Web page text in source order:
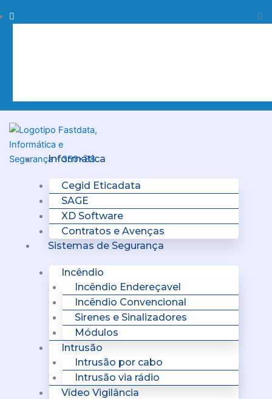
to
Procurar
Informática
Cegid Eticadata
SAGE
XD Software
Contratos e Avenças
Sistemas de Segurança
Incêndio
Incêndio Endereçavel
Incêndio Convencional
Sirenes e Sinalizadores
Módulos
Intrusão
Intrusão por cabo
Intrusão via rádio
Vídeo Vigilância
Menu